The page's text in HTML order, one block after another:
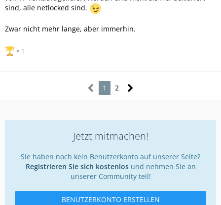
sind, alle netlocked sind.
Zwar nicht mehr lange, aber immerhin.
1
1 2
Jetzt mitmachen!
Sie haben noch kein Benutzerkonto auf unserer Seite?
Registrieren Sie sich kostenlosund nehmen Sie an
unserer Community teil!
BENUTZERKONTO ERSTELLEN